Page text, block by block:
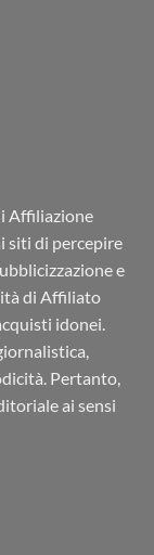
Affiliazione
siti di percepire
e
di Affiliato
idonei.
Pertanto,
ai sensi